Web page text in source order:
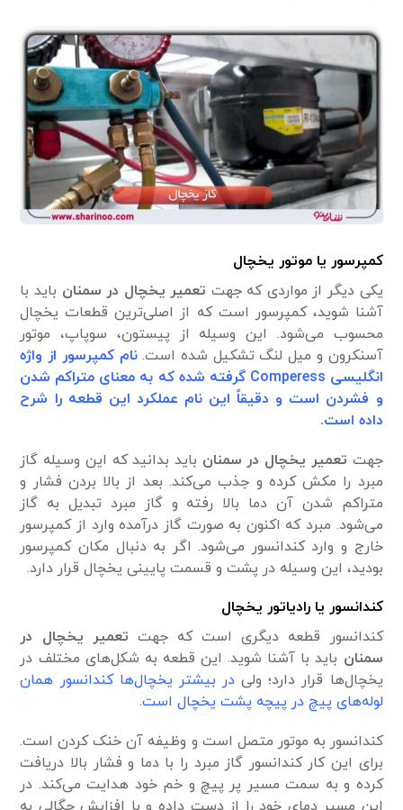
کمپرسور یا موتور یخچال
یکی دیگر از مواردی که جهت تعمیر یخچال در سمنان باید با
آشنا شوید، کمپرسور است که از اصلی‌ترین قطعات یخچال
محسوب می‌شود. این وسیله از پیستون، سوپاپ، موتور
آسنکرون و میل لنگ تشکیل شده است.نام کمپرسور از واژه
انگلیسی Comperess گرفته شده که به معنای متراکم شدن
و فشردن است و دقیقاً این نام عملکرد این قطعه را شرح
داده است.
جهت تعمیر یخچال در سمنان باید بدانید که این وسیله گاز
مبرد را مکش کرده و جذب می‌کند. بعد از بالا بردن فشار و
متراکم شدن آن دما بالا رفته و گاز مبرد تبدیل به گاز
می‌شود. مبرد که اکنون به صورت گاز درآمده وارد از کمپرسور
خارج و وارد کندانسور می‌شود. اگر به دنبال مکان کمپرسور
بودید، این وسیله در پشت و قسمت پایینی یخچال قرار دارد.
کندانسور یا رادیاتور یخچال
کندانسور قطعه دیگری است که جهت تعمیر یخچال در
سمنان باید با آشنا شوید. این قطعه به شکل‌های مختلف در
یخچال‌ها قرار دارد؛ ولی در بیشتر یخچال‌ها کندانسور همان
لوله‌های پیچ در پیچه پشت یخچال است.
کندانسور به موتور متصل است و وظیفه آن خنک کردن است.
برای این کار کندانسور گاز مبرد را با دما و فشار بالا دریافت
کرده و به سمت مسیر پر پیچ و خم خود هدایت می‌کند. در